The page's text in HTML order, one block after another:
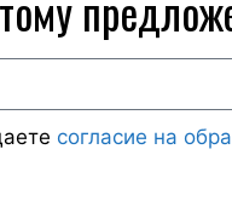
согласие на